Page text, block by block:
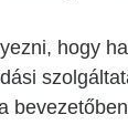
hogy